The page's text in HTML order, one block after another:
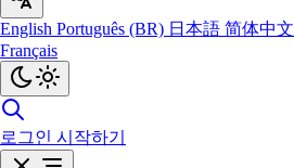
English Português (BR) 日本語 简体中文
Français
로그인 시작하기